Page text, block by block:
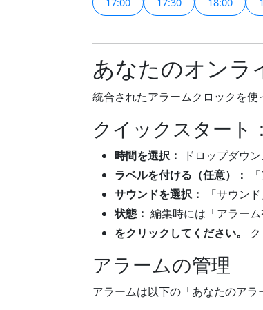
あなたのオンラ
統合されたアラームクロックを使
クイックスタート
時間を選択： ドロップダウ
ラベルを付ける（任意）：
サウンドを選択：
「サウン
状態： 編集時には「アラー
をクリックしてください。
アラームの管理
アラームは以下の「あなたのアラ